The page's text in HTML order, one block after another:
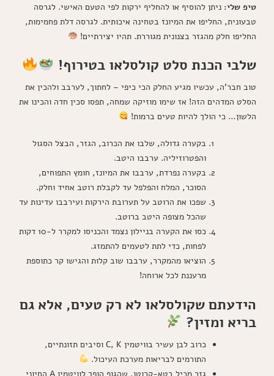
טיפ שלי: ניתן להוסיף או להחליף ירקות לפי הטעם האישי. לגרסה
טבעונית, החליפו את המיונז בטחינה איכותית. לגרסה דלת פחמימות,
החליפו חלק מהגזר בצנונית מגוררת. תהיו יצירתיים!
שלבי הכנת סלט קולסלאו בטירוף!
טוב חבר'ה, עכשיו מגיע החלק הכי כיפי – לחתוך, לערבב ולהכין את
הסלט המדהים הזה! אז שימו מוזיקה שמחה, תפסו סכין חדה והכינו את
הלשון… כי הולך להיות טעים ברמות!
בקערה גדולה, שלבו את הכרוב, הגזר, הבצל הסגול
והפטרוזיליה. ערבבו היטב.
בקערה נפרדת, ערבבו את המיונז, חומץ התפוחים,
הסוכר, המלח והפלפל עד לקבלת רוטב אחיד וחלק.
שפכו את הרוטב על תערובת הירקות ועירבבו עדינות עד
שהכל מצופה היטב ברוטב.
כסו את הקערה בניילון נצמד והכניסו למקרר ל-10 דקות
לפחות, כדי לתת לטעמים להתמזג.
הוציאו מהמקרר, ערבבו שוב קלות והגישו קר כתוספת
מרעננת לכל ארוחה!
הידעתם שקולסלאו לא רק טעים, אלא גם
בריא ומזין?
כרוב לבן עשיר בוויטמין C, K וסיבים תזונתיים,
התורמים לבריאות מערכת העיכול.
גזר מכיל בטא-קרוטן, שהגוף הופך לוויטמין A החיוני